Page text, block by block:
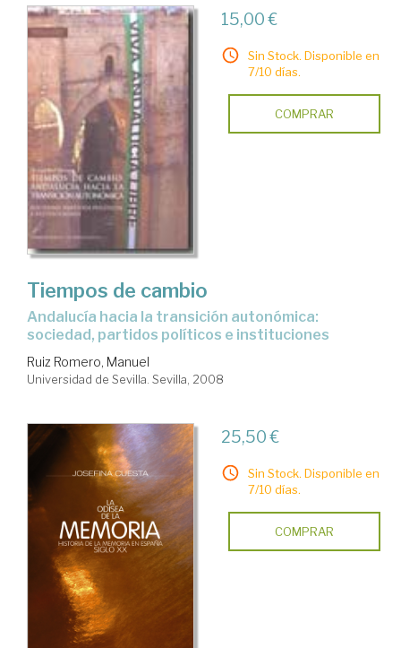
15,00 €
Sin Stock. Disponible en
7/10 días.
COMPRAR
Tiempos de cambio
Andalucía hacia la transición autonómica:
sociedad, partidos políticos e instituciones
Ruiz Romero, Manuel
Universidad de Sevilla. Sevilla, 2008
25,50 €
Sin Stock. Disponible en
7/10 días.
COMPRAR